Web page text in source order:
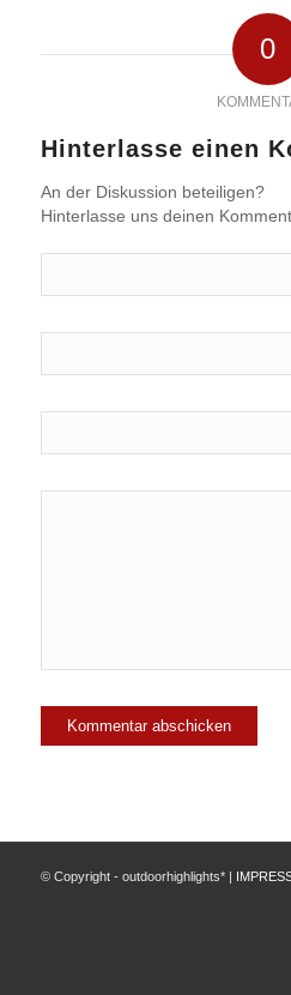
0
Hinterlasse einen
An der Diskussion beteiligen?
Hinterlasse uns deinen
© Copyright - outdoorhighlights* |